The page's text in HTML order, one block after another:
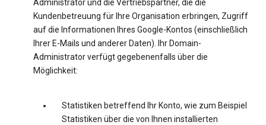
Administrator und die Vertriebspartner, die die
Kundenbetreuung für Ihre Organisation erbringen, Zugriff
auf die Informationen Ihres Google-Kontos (einschließlich
Ihrer E-Mails und anderer Daten). Ihr Domain-
Administrator verfügt gegebenenfalls über die
Möglichkeit:
Statistiken betreffend Ihr Konto, wie zum Beispiel
Statistiken über die von Ihnen installierten